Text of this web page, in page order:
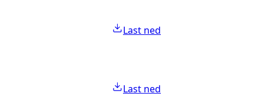
Last ned
Last ned